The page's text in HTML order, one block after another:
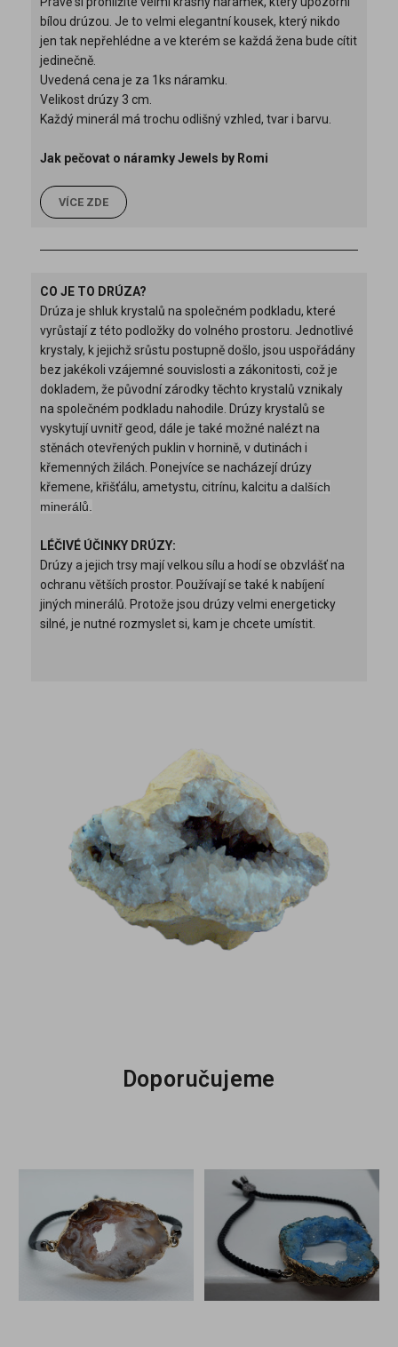
bílou drúzou. Je to velmi elegantní kousek, který nikdo
jen tak nepřehlédne a ve kterém se každá žena bude cítit
jedinečně.
Uvedená cena je za 1ks náramku.
Velikost drúzy 3 cm.
Každý minerál má trochu odlišný vzhled, tvar i barvu.
Jak pečovat o náramky Jewels by Romi
VÍCE ZDE
CO JE TO DRÚZA?
Drúza je shluk krystalů na společném podkladu, které
vyrůstají z této podložky do volného prostoru. Jednotlivé
krystaly, k jejichž srůstu postupně došlo, jsou uspořádány
bez jakékoli vzájemné souvislosti a zákonitosti, což je
dokladem, že původní zárodky těchto krystalů vznikaly
na společném podkladu nahodile. Drúzy krystalů se
vyskytují uvnitř geod, dále je také možné nalézt na
stěnách otevřených puklin v hornině, v dutinách i
křemenných žilách. Ponejvíce se nacházejí drúzy
křemene, křišťálu, ametystu, citrínu, kalcitu a dalších
minerálů.
LÉČIVÉ ÚČINKY DRÚZY:
Drúzy a jejich trsy mají velkou sílu a hodí se obzvlášť na
ochranu větších prostor. Používají se také k nabíjení
jiných minerálů. Protože jsou drúzy velmi energeticky
silné, je nutné rozmyslet si, kam je chcete umístit.
Doporučujeme